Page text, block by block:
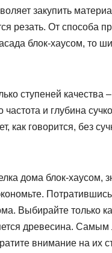
закупить
резать. От способа
блок-хаусом, то
ступеней
и глубина
как говорится, без
дома блок-хаусом,
Выбирайте только
древесина.
внимание на их